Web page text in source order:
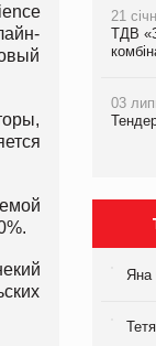
21
ТДВ
03
Яна